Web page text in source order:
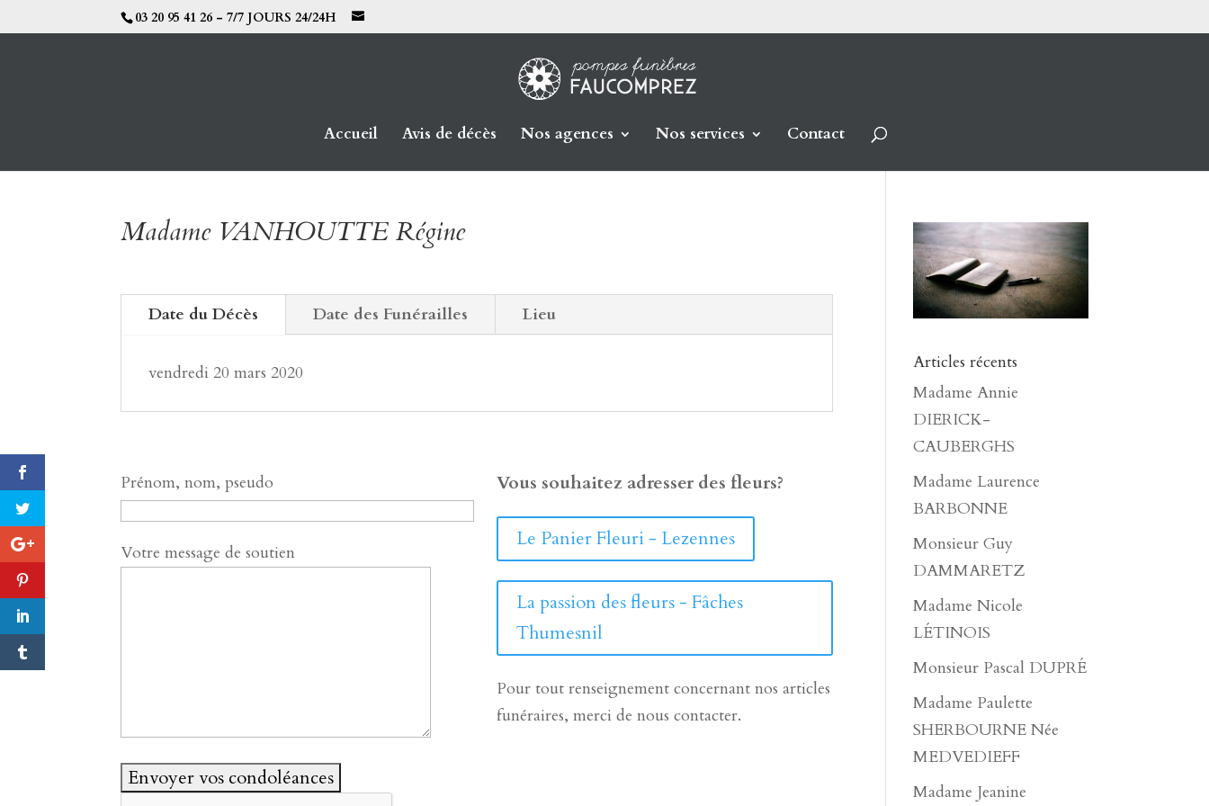
03 20 95 41 26 - 7/7 JOURS 24/24H
Accueil Avis de décès Nos agences Nos services Contact
Madame VANHOUTTE Régine
Date du Décès Date des Funérailles Lieu
vendredi 20 mars 2020
Prénom, nom, pseudo
Votre message de soutien
Vous souhaitez adresser des fleurs?
Le Panier Fleuri - Lezennes
La passion des fleurs - Fâches
Thumesnil
Pour tout renseignement concernant nos articles
funéraires, merci de nous contacter.
Articles récents
Madame Annie
DIERICK-
CAUBERGHS
Madame Laurence
BARBONNE
Monsieur Guy
DAMMARETZ
Madame Nicole
LÉTINOIS
Monsieur Pascal DUPRÉ
Madame Paulette
SHERBOURNE Née
MEDVEDIEFF
Madame Jeanine